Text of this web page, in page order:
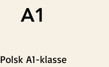
A1
Polsk A1-klasse